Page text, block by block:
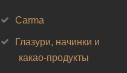
Carma
Глазури, начинки и
какао-продукты